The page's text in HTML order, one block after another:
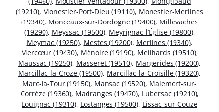
(19210), Monestier-Port-Dieu (19110), Monestier-Merlines
(19340), Monceaux-sur-Dordogne (19400), Millevaches
(19290), Meyssac (19500), Meyrignac-l’Église (19800),
Meymac (19250), Mestes (19200), Merlines (19340),
Mercœur (19430), Ménoire (19190), Meilhards (19510),
Maussac (19250), Masseret (19510), Margerides (19200),
Marcillac-la-Croze (19500), Marcillac-la-Croisille (19320),
Marc-la-Tour (19150), Mansac (19520), Malemort-sur-
Corrèze (19360), Madranges (19470), Lubersac (19210),
Louignac (19310), Lostanges (19500), Lissac-sur-Couze